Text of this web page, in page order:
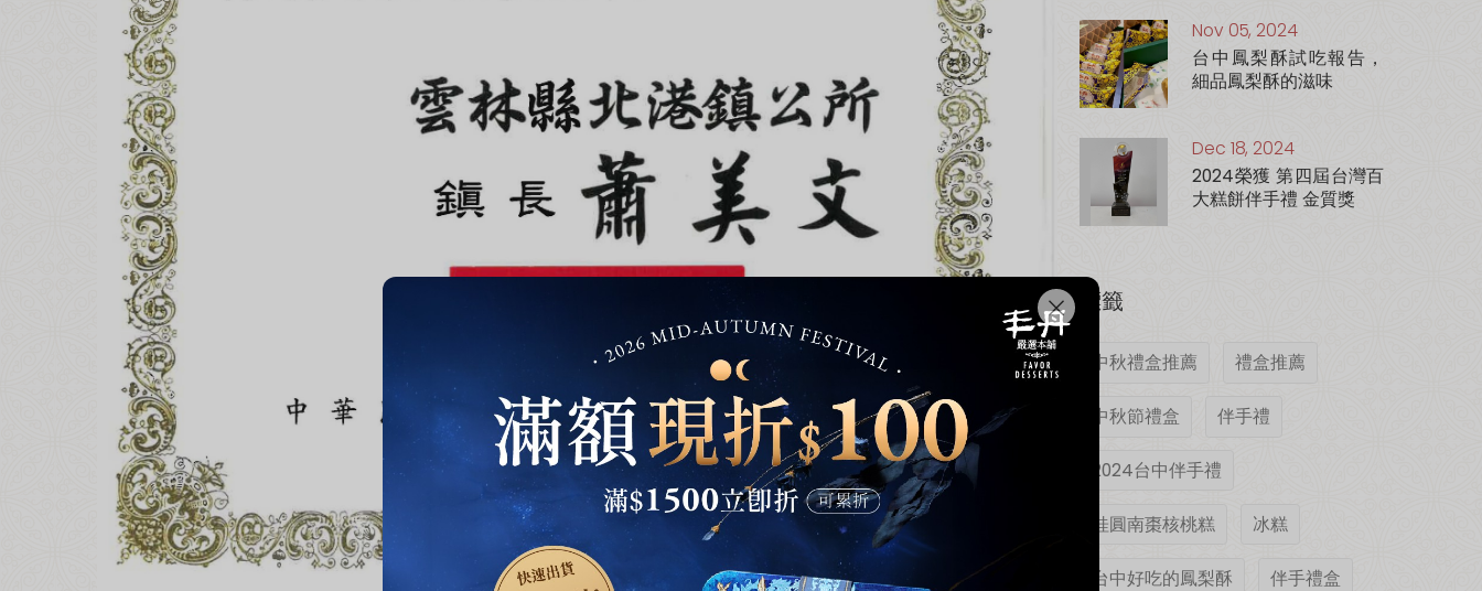
免運優惠 超取滿 $1500 免運、宅配滿 $2500 免運🚚
點我加入會員 加入丰丹LINE會員✨
Nov 05, 2024
台中鳳梨酥試吃報告，
細品鳳梨酥的滋味
Dec 18, 2024
2024榮獲 第四屆台灣百
大糕餅伴手禮 金質獎
標籤
中秋禮盒推薦 禮盒推薦
中秋節禮盒 伴手禮
2024台中伴手禮
桂圓南棗核桃糕 冰糕
台中好吃的鳳梨酥 伴手禮盒